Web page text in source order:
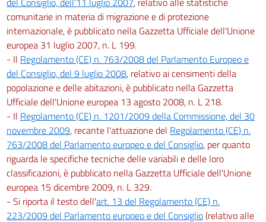
comunitarie in materia di migrazione e di protezione
internazionale, è pubblicato nella Gazzetta Ufficiale dell'Unione
europea 31 luglio 2007, n. L 199.
- Il Regolamento (CE) n. 763/2008 del Parlamento Europeo e
del Consiglio, del 9 luglio 2008, relativo ai censimenti della
popolazione e delle abitazioni, è pubblicato nella Gazzetta
Ufficiale dell'Unione europea 13 agosto 2008, n. L 218.
- Il Regolamento (CE) n. 1201/2009 della Commissione, del 30
novembre 2009, recante l'attuazione del Regolamento (CE) n.
763/2008 del Parlamento europeo e del Consiglio, per quanto
riguarda le specifiche tecniche delle variabili e delle loro
classificazioni, è pubblicato nella Gazzetta Ufficiale dell'Unione
europea 15 dicembre 2009, n. L 329.
- Si riporta il testo dell'art. 13 del Regolamento (CE) n.
223/2009 del Parlamento europeo e del Consiglio(relativo alle